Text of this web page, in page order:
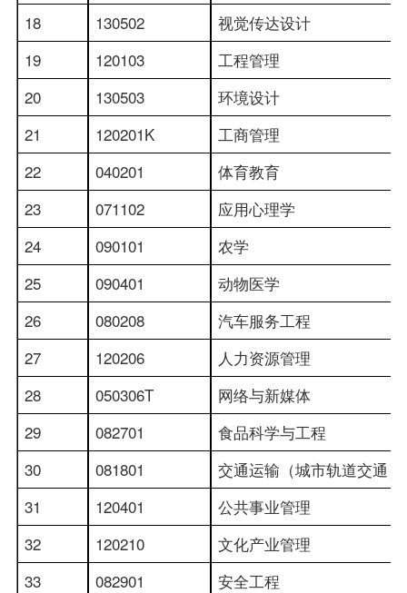
18
130502
视觉传达设计
19
120103
工程管理
20
130503
环境设计
21
120201K
工商管理
22
040201
体育教育
23
071102
应用心理学
24
090101
农学
25
090401
动物医学
26
080208
汽车服务工程
27
120206
人力资源管理
28
050306T
网络与新媒体
29
082701
食品科学与工程
30
081801
交通运输（城市轨道交通）
31
120401
公共事业管理
32
120210
文化产业管理
33
082901
安全工程